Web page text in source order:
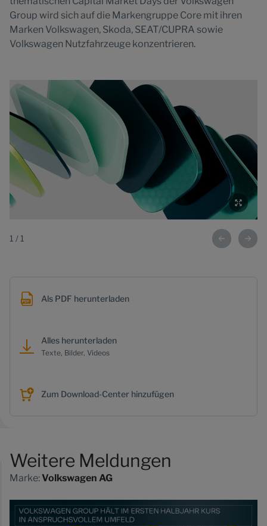
Group wird sich auf die Markengruppe Core mit ihren
Marken Volkswagen, Skoda, SEAT/CUPRA sowie
Volkswagen Nutzfahrzeuge konzentrieren.
1 / 1
Als PDF herunterladen
Alles herunterladen
Texte, Bilder, Videos
Zum Download-Center hinzufügen
Weitere Meldungen
Marke:Volkswagen AG